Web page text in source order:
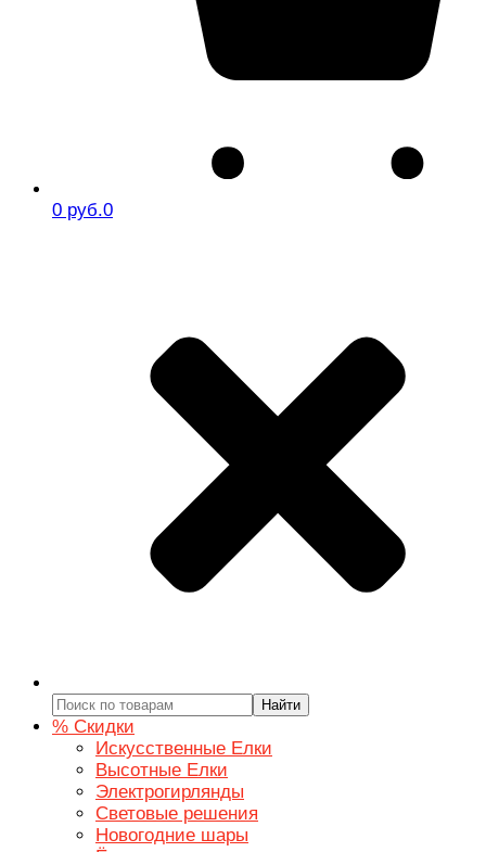
0 руб.0
Найти
% Скидки
Искусственные Елки
Высотные Елки
Электрогирлянды
Световые решения
Новогодние шары